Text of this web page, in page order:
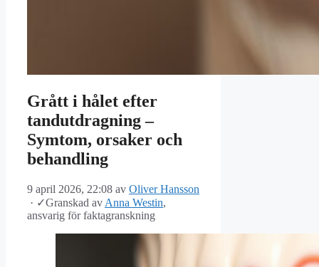
Grått i hålet efter
tandutdragning –
Symtom, orsaker och
behandling
9 april 2026, 22:08 av Oliver Hansson
· ✓Granskad av Anna Westin,
ansvarig för faktagranskning